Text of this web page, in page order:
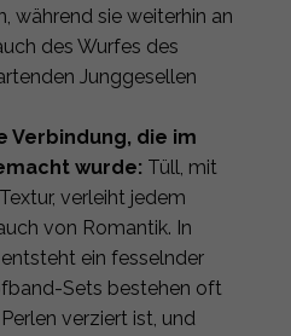
während sie weiterhin an
des Wurfes des
Junggesellen
Verbindung, die im
wurde: Tüll, mit
verleiht jedem
von Romantik. In
ein fesselnder
Sets bestehen oft
verziert ist, und